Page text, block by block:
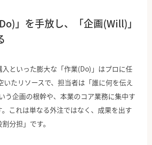
」を手放し、「企画(Will)」
といった膨大な「作業(Do)」はプロに任
いたリソースで、担当者は「誰に何を伝え
う企画の根幹や、本業のコア業務に集中す
。これは単なる外注ではなく、成果を出す
分担」です。